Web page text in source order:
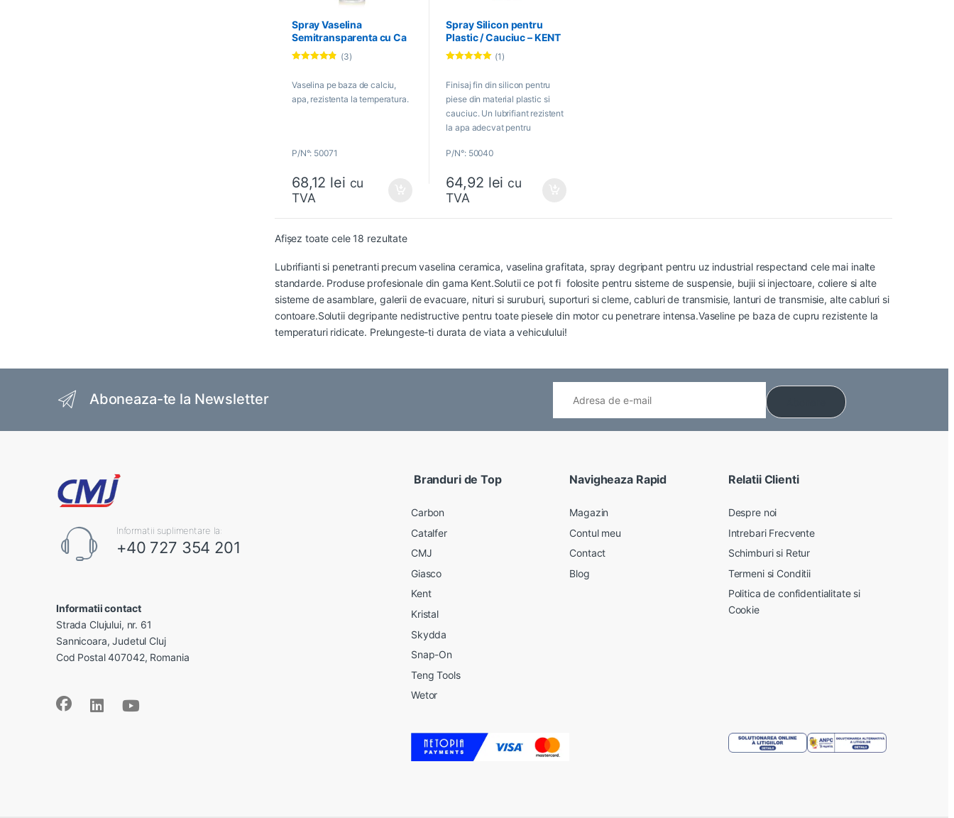
Spray Vaselina
Semitransparenta cu Ca
– KENT – 86727
(3)
Vaselina pe baza de calciu,
apa, rezistenta la temperatura.
P/N°: 50071
68,12 lei cu
TVA
Spray Silicon pentru
Plastic / Cauciuc – KENT
– 50040
(1)
Finisaj fin din silicon pentru
piese din material plastic si
cauciuc. Un lubrifiant rezistent
la apa adecvat pentru
masinii, oferind protectie
P/N°: 50040
64,92 lei cu
TVA
Afișez toate cele 18 rezultate
Lubrifianti si penetranti precum vaselina ceramica, vaselina grafitata, spray degripant pentru uz industrial respectand cele mai inalte
standarde. Produse profesionale din gama Kent.Solutii ce pot fi folosite pentru sisteme de suspensie, bujii si injectoare, coliere si alte
sisteme de asamblare, galerii de evacuare, nituri si suruburi, suporturi si cleme, cabluri de transmisie, lanturi de transmisie, alte cabluri si
contoare.Solutii degripante nedistructive pentru toate piesele din motor cu penetrare intensa.Vaseline pe baza de cupru rezistente la
temperaturi ridicate. Prelungeste-ti durata de viata a vehiculului!
Aboneaza-te la Newsletter
Informatii suplimentare la:
+40 727 354 201
Informatii contact
Strada Clujului, nr. 61
Sannicoara, Judetul Cluj
Cod Postal 407042, Romania
Branduri de Top
Carbon
Catalfer
CMJ
Giasco
Kent
Kristal
Skydda
Snap-On
Teng Tools
Wetor
Navigheaza Rapid
Magazin
Contul meu
Contact
Blog
Relatii Clienti
Despre noi
Intrebari Frecvente
Schimburi si Retur
Termeni si Conditii
Politica de confidentialitate si
Cookie